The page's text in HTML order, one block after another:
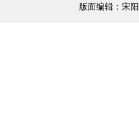
版面编辑：宋阳